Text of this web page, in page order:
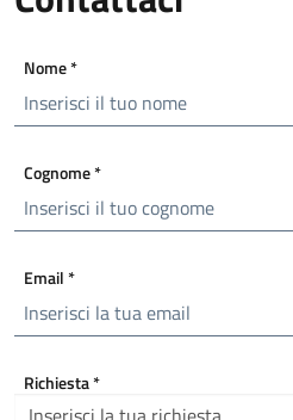
Nome*
Cognome*
Email*
Richiesta*